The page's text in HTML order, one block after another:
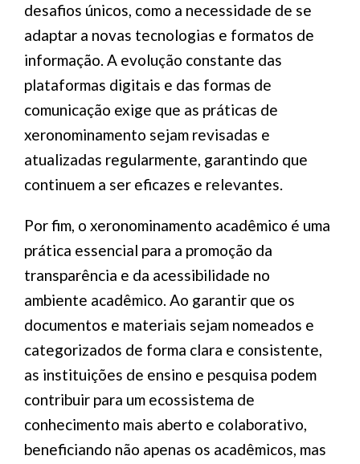
desafios únicos, como a necessidade de se
adaptar a novas tecnologias e formatos de
informação. A evolução constante das
plataformas digitais e das formas de
comunicação exige que as práticas de
xeronominamento sejam revisadas e
atualizadas regularmente, garantindo que
continuem a ser eficazes e relevantes.
Por fim, o xeronominamento acadêmico é uma
prática essencial para a promoção da
transparência e da acessibilidade no
ambiente acadêmico. Ao garantir que os
documentos e materiais sejam nomeados e
categorizados de forma clara e consistente,
as instituições de ensino e pesquisa podem
contribuir para um ecossistema de
conhecimento mais aberto e colaborativo,
beneficiando não apenas os acadêmicos, mas